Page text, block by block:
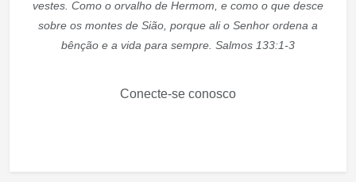
vestes. Como o orvalho de Hermom, e como o que desce
sobre os montes de Sião, porque ali o Senhor ordena a
bênção e a vida para sempre. Salmos 133:1-3
Conecte-se conosco